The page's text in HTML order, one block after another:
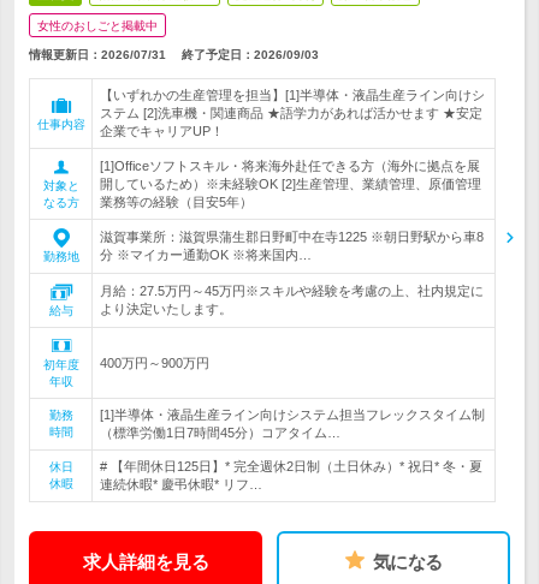
女性のおしごと掲載中
情報更新日：2026/07/31 終了予定日： 2026/09/03
仕事内容
【いずれかの生産管理を担当】[1]半導体・液晶生産ライン向けシ
ステム [2]洗車機・関連商品 ★語学力があれば活かせます ★安定
企業でキャリアUP！
対象と
なる方
[1]Officeソフトスキル・将来海外赴任できる方（海外に拠点を展
開しているため）※未経験OK [2]生産管理、業績管理、原価管理
業務等の経験（目安5年）
勤務地
滋賀事業所：滋賀県蒲生郡日野町中在寺1225 ※朝日野駅から車8
分 ※マイカー通勤OK ※将来国内…
給与
月給：27.5万円～45万円※スキルや経験を考慮の上、社内規定に
より決定いたします。
初年度
年収
400万円～900万円
勤務
時間
[1]半導体・液晶生産ライン向けシステム担当フレックスタイム制
（標準労働1日7時間45分）コアタイム…
休日
休暇
# 【年間休日125日】* 完全週休2日制（土日休み）* 祝日* 冬・夏
連続休暇* 慶弔休暇* リフ…
求人詳細を見る 気になる